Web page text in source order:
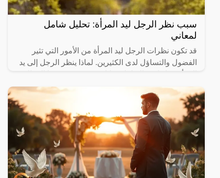
سبب نظر الرجل ليد المرأة: تحليل شامل
لمعاني
قد تكون نظرات الرجل ليد المرأة من الأمور التي تثير
الفضول والتساؤل لدى الكثيرين. لماذا ينظر الرجل إلى يد